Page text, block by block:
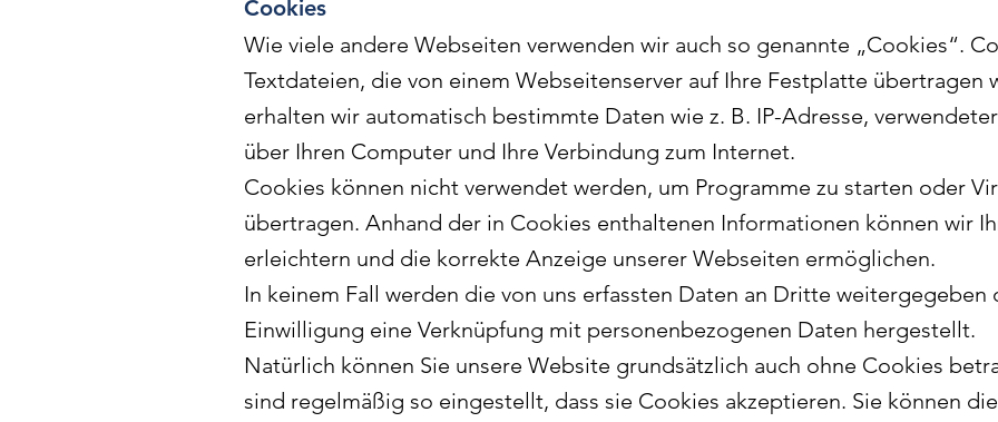
Cookies
Wie viele andere Webseiten verwenden wir auch so genannte „Cookies“.
Textdateien, die von einem Webseitenserver auf Ihre Festplatte übertragen
erhalten wir automatisch bestimmte Daten wie z. B. IP-Adresse,
über Ihren Computer und Ihre Verbindung zum Internet.
Cookies können nicht verwendet werden, um Programme zu starten oder
übertragen. Anhand der in Cookies enthaltenen Informationen können wir
erleichtern und die korrekte Anzeige unserer Webseiten ermöglichen.
In keinem Fall werden die von uns erfassten Daten an Dritte weitergegeben
Einwilligung eine Verknüpfung mit personenbezogenen Daten hergestellt.
Natürlich können Sie unsere Website grundsätzlich auch ohne Cookies
sind regelmäßig so eingestellt, dass sie Cookies akzeptieren. Sie können